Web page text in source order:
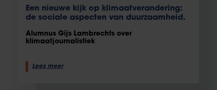
Een nieuwe kijk op klimaatverandering:
de sociale aspecten van duurzaamheid.
Alumnus Gijs Lambrechts over
klimaatjournalistiek
Lees meer